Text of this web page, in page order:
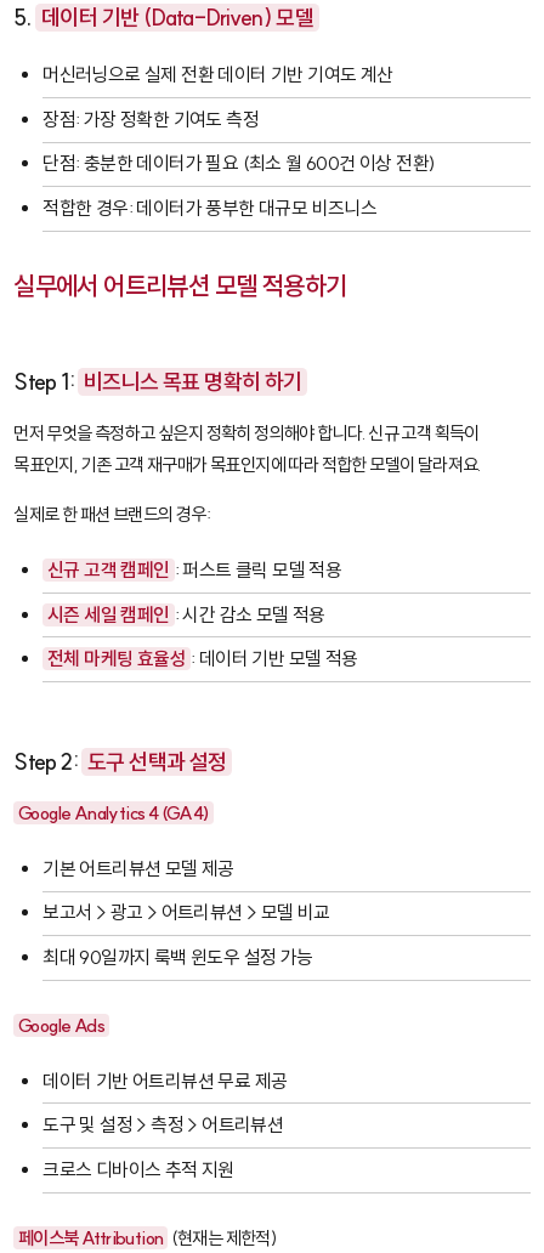
5. 데이터 기반 (Data-Driven) 모델
머신러닝으로 실제 전환 데이터 기반 기여도 계산
장점: 가장 정확한 기여도 측정
단점: 충분한 데이터가 필요 (최소 월 600건 이상 전환)
적합한 경우: 데이터가 풍부한 대규모 비즈니스
실무에서 어트리뷰션 모델 적용하기
Step 1: 비즈니스 목표 명확히 하기
먼저 무엇을 측정하고 싶은지 정확히 정의해야 합니다. 신규 고객 획득이
목표인지, 기존 고객 재구매가 목표인지에 따라 적합한 모델이 달라져요.
실제로 한 패션 브랜드의 경우:
신규 고객 캠페인 : 퍼스트 클릭 모델 적용
시즌 세일 캠페인 : 시간 감소 모델 적용
전체 마케팅 효율성 : 데이터 기반 모델 적용
Step 2: 도구 선택과 설정
Google Analytics 4 (GA4)
기본 어트리뷰션 모델 제공
보고서 > 광고 > 어트리뷰션 > 모델 비교
최대 90일까지 룩백 윈도우 설정 가능
Google Ads
데이터 기반 어트리뷰션 무료 제공
도구 및 설정 >측정 > 어트리뷰션
크로스 디바이스 추적 지원
페이스북 Attribution (현재는 제한적)